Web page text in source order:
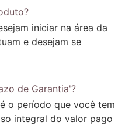
iniciar na área da
e desejam se
de Garantia'?
o período que você tem
integral do valor pago